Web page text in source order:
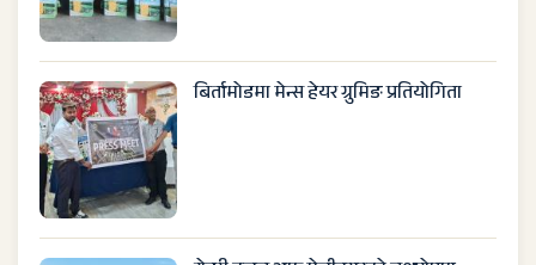
बिर्तामोडमा मेन्स हेयर ग्रुमिङ प्रतियोगिता